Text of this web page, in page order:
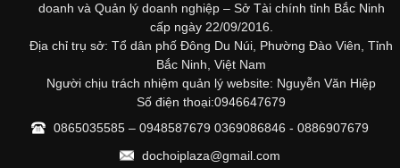
doanh và Quản lý doanh nghiệp – Sở Tài chính tỉnh Bắc Ninh
cấp ngày 22/09/2016.
Địa chỉ trụ sở: Tổ dân phố Đông Du Núi, Phường Đào Viên, Tỉnh
Bắc Ninh, Việt Nam
Người chịu trách nhiệm quản lý website: Nguyễn Văn Hiệp
Số điện thoại:0946647679
0865035585 – 0948587679 0369086846 - 0886907679
dochoiplaza@gmail.com